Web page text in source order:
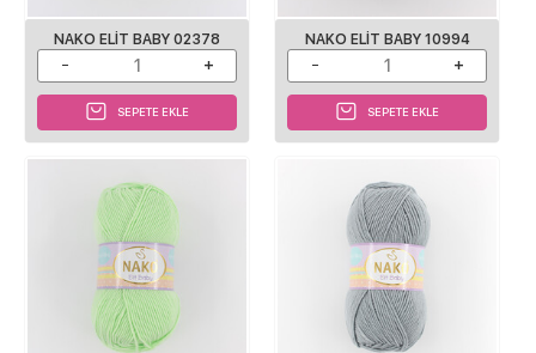
NAKO ELIT BABY 02378
SEPETE EKLE
NAKO ELIT BABY 10994
SEPETE EKLE